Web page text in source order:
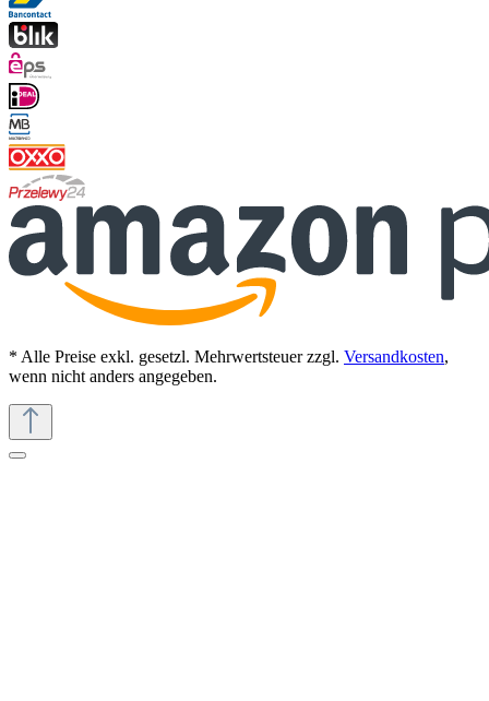
* Alle Preise exkl. gesetzl. Mehrwertsteuer zzgl. Versandkosten,
wenn nicht anders angegeben.